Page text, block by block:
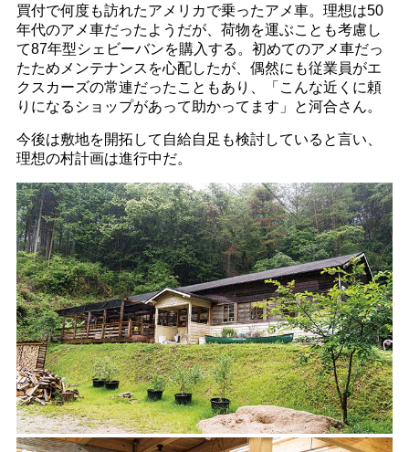
買付で何度も訪れたアメリカで乗ったアメ車。理想は50
年代のアメ車だったようだが、荷物を運ぶことも考慮し
て87年型シェビーバンを購入する。初めてのアメ車だっ
たためメンテナンスを心配したが、偶然にも従業員がエ
クスカーズの常連だったこともあり、「こんな近くに頼
りになるショップがあって助かってます」と河合さん。
今後は敷地を開拓して自給自足も検討していると言い、
理想の村計画は進行中だ。